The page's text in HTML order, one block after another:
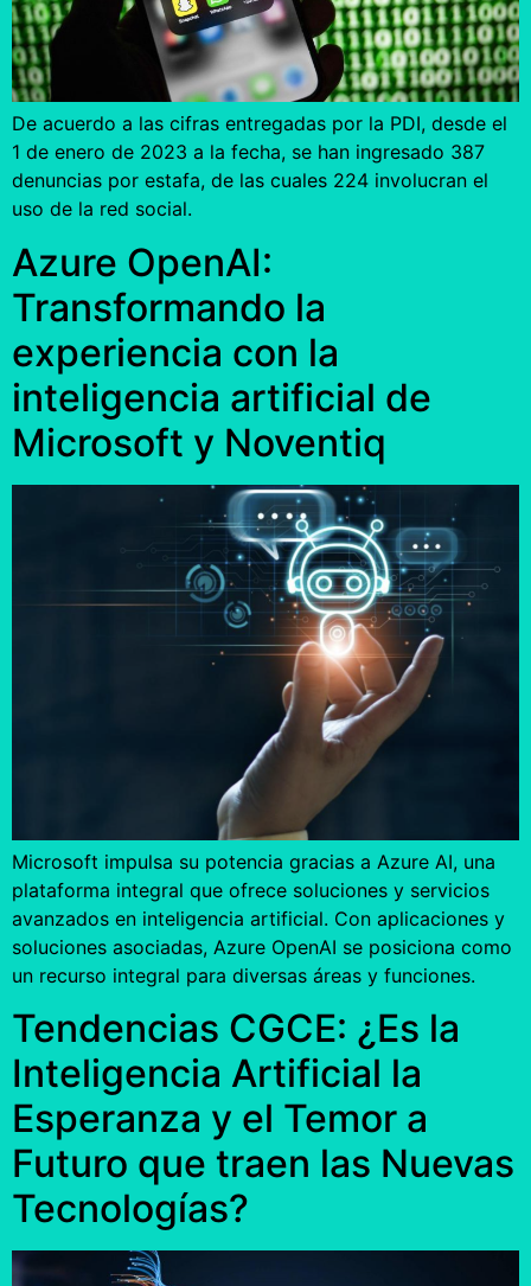
De acuerdo a las cifras entregadas por la PDI, desde el
1 de enero de 2023 a la fecha, se han ingresado 387
denuncias por estafa, de las cuales 224 involucran el
uso de la red social.
Azure OpenAI:
Transformando la
experiencia con la
inteligencia artificial de
Microsoft y Noventiq
Microsoft impulsa su potencia gracias a Azure AI, una
plataforma integral que ofrece soluciones y servicios
avanzados en inteligencia artificial. Con aplicaciones y
soluciones asociadas, Azure OpenAI se posiciona como
un recurso integral para diversas áreas y funciones.
Tendencias CGCE: ¿Es la
Inteligencia Artificial la
Esperanza y el Temor a
Futuro que traen las Nuevas
Tecnologías?